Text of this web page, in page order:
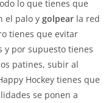
lo que tienes que
el palo y golpear la red
tienes que evitar
y por supuesto tienes
patines, subir al
Hockey tienes que
se ponen a